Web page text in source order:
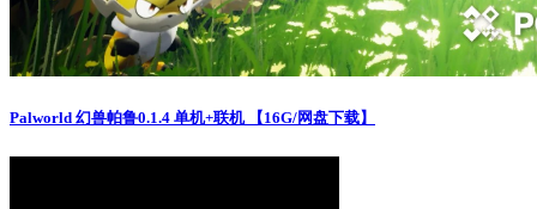
Palworld 幻兽帕鲁0.1.4 单机+联机 【16G/网盘下载】